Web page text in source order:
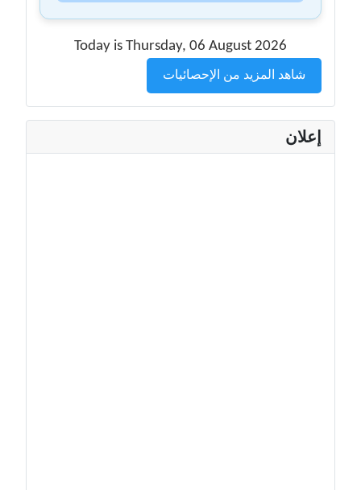
Today is Thursday, 06 August 2026
شاهد المزيد من الإحصائيات
إعلان